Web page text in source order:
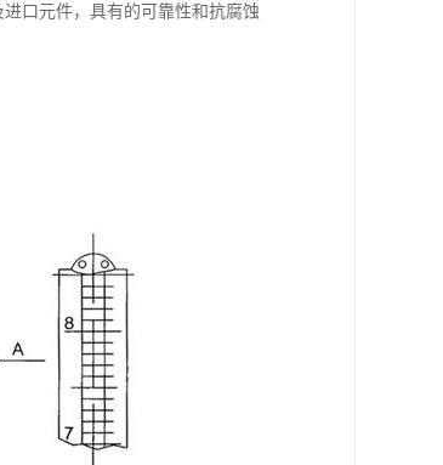
口元件，具有的可靠性和抗腐蚀